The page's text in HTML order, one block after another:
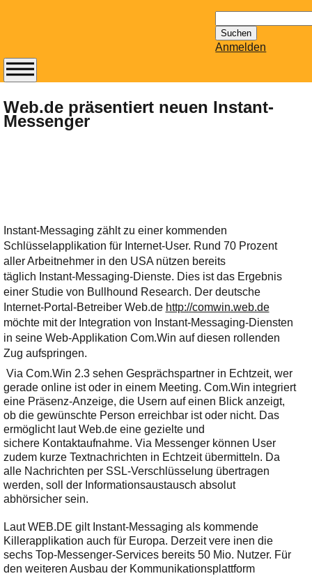
nach:
Anmelden
Web.de präsentiert neuen Instant-
Messenger
Instant-Messaging zählt zu einer kommenden
Schlüsselapplikation für Internet-User. Rund 70 Prozent
aller Arbeitnehmer in den USA nützen bereits
täglich Instant-Messaging-Dienste. Dies ist das Ergebnis
einer Studie von Bullhound Research. Der deutsche
Internet-Portal-Betreiber Web.de http://comwin.web.de
möchte mit der Integration von Instant-Messaging-Diensten
in seine Web-Applikation Com.Win auf diesen rollenden
Zug aufspringen.
Via Com.Win 2.3 sehen Gesprächspartner in Echtzeit, wer
gerade online ist oder in einem Meeting. Com.Win integriert
eine Präsenz-Anzeige, die Usern auf einen Blick anzeigt,
ob die gewünschte Person erreichbar ist oder nicht. Das
ermöglicht laut Web.de eine gezielte und
sichere Kontaktaufnahme. Via Messenger können User
zudem kurze Textnachrichten in Echtzeit übermitteln. Da
alle Nachrichten per SSL-Verschlüsselung übertragen
werden, soll der Informationsaustausch absolut
abhörsicher sein.
Laut WEB.DE gilt Instant-Messaging als kommende
Killerapplikation auch für Europa. Derzeit vere inen die
sechs Top-Messenger-Services bereits 50 Mio. Nutzer. Für
den weiteren Ausbau der Kommunikationsplattform
Abonnieren Sie den
14-tägig
erscheinenden
Newsletter von
bereithält!
Wie z.B. Outlook,
GMail, Thunderbird
oder auch
KuNoMail, usw.
Ihre E-Mail
Adresse:
E-Mail
E-Mail bestätigen